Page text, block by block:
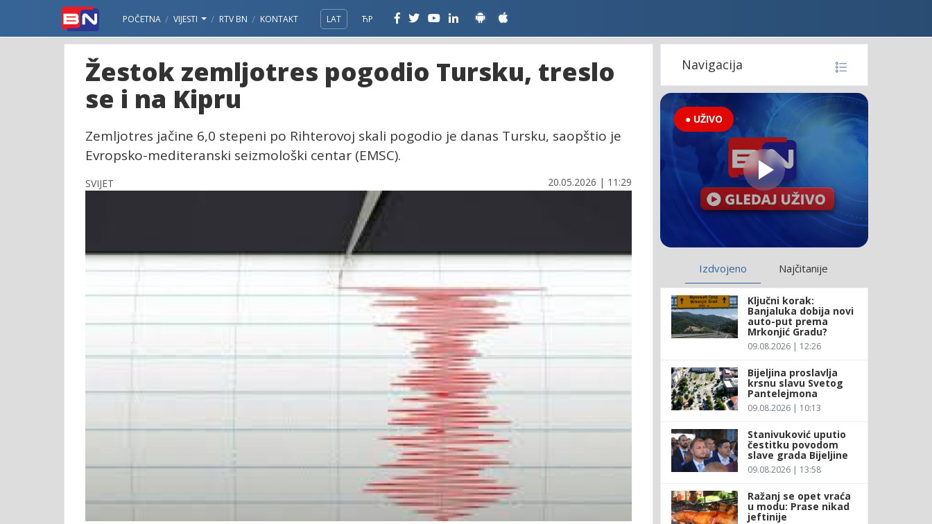
POČETNA VIJESTI RTV BN KONTAKT LAT ЋР
Žestok zemljotres pogodio Tursku, treslo
se i na Kipru
Zemljotres jačine 6,0 stepeni po Rihterovoj skali pogodio je danas Tursku, saopštio je
Evropsko-mediteranski seizmološki centar (EMSC).
SVIJET 20.05.2026 | 11:29
Navigacija
● UŽIVO
Izdvojeno Najčitanije
Ključni korak:
Banjaluka dobija novi
auto-put prema
Mrkonjić Gradu?
09.08.2026 | 12:26
Bijeljina proslavlja
krsnu slavu Svetog
Pantelejmona
09.08.2026 | 10:13
Stanivuković uputio
čestitku povodom
slave grada Bijeljine
09.08.2026 | 13:58
Ražanj se opet vraća
u modu: Prase nikad
jeftinije